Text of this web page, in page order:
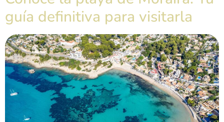
guía definitiva para visitarla